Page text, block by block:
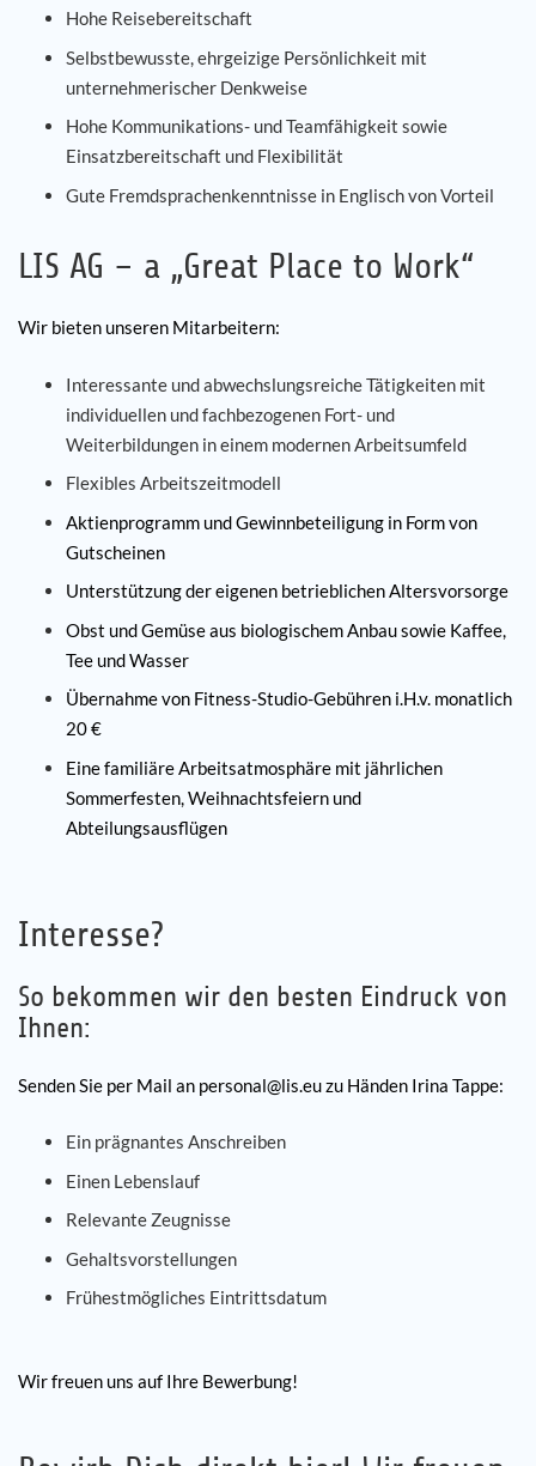
Hohe Reisebereitschaft
Selbstbewusste, ehrgeizige Persönlichkeit mit
unternehmerischer Denkweise
Hohe Kommunikations- und Teamfähigkeit sowie
Einsatzbereitschaft und Flexibilität
Gute Fremdsprachenkenntnisse in Englisch von Vorteil
LIS AG – a „Great Place to Work“
Wir bieten unseren Mitarbeitern:
Interessante und abwechslungsreiche Tätigkeiten mit
individuellen und fachbezogenen Fort- und
Weiterbildungen in einem modernen Arbeitsumfeld
Flexibles Arbeitszeitmodell
Aktienprogramm undGewinnbeteiligung in Form von
Gutscheinen
Unterstützung der eigenen betrieblichen Altersvorsorge
Obst und Gemüse aus biologischem Anbau sowie Kaffee,
Tee und Wasser
Übernahme von Fitness-Studio-Gebühren i.H.v. monatlich
20 €
Eine familiäre Arbeitsatmosphäre mit jährlichen
Sommerfesten, Weihnachtsfeiern und
Abteilungsausflügen
Interesse?
So bekommen wir den besten Eindruck von
Ihnen:
Senden Sie per Mail an personal@lis.eu zu Händen Irina Tappe:
Ein prägnantes Anschreiben
Einen Lebenslauf
Relevante Zeugnisse
Gehaltsvorstellungen
Frühestmögliches Eintrittsdatum
Wir freuen uns auf Ihre Bewerbung!